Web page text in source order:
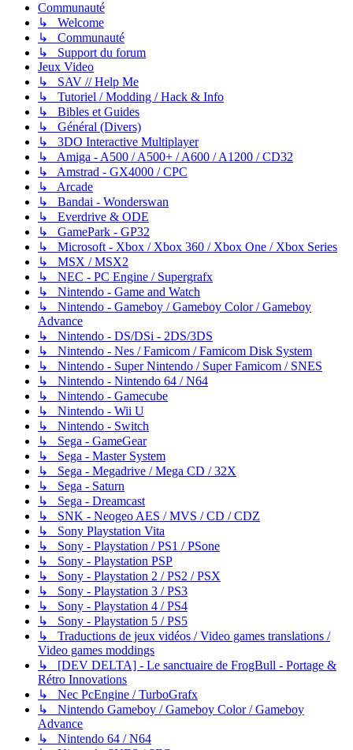
Communauté
↳ Welcome
↳ Communauté
↳ Support du forum
Jeux Video
↳ SAV // Help Me
↳ Tutoriel / Modding / Hack & Info
↳ Bibles et Guides
↳ Général (Divers)
↳ 3DO Interactive Multiplayer
↳ Amiga - A500 / A500+ / A600 / A1200 / CD32
↳ Amstrad - GX4000 / CPC
↳ Arcade
↳ Bandai - Wonderswan
↳ Everdrive & ODE
↳ GamePark - GP32
↳ Microsoft - Xbox / Xbox 360 / Xbox One / Xbox Series
↳ MSX / MSX2
↳ NEC - PC Engine / Supergrafx
↳ Nintendo - Game and Watch
↳ Nintendo - Gameboy / Gameboy Color / Gameboy
Advance
↳ Nintendo - DS/DSi - 2DS/3DS
↳ Nintendo - Nes / Famicom / Famicom Disk System
↳ Nintendo - Super Nintendo / Super Famicom / SNES
↳ Nintendo - Nintendo 64 / N64
↳ Nintendo - Gamecube
↳ Nintendo - Wii U
↳ Nintendo - Switch
↳ Sega - GameGear
↳ Sega - Master System
↳ Sega - Megadrive / Mega CD / 32X
↳ Sega - Saturn
↳ Sega - Dreamcast
↳ SNK - Neogeo AES / MVS / CD / CDZ
↳ Sony Playstation Vita
↳ Sony - Playstation / PS1 / PSone
↳ Sony - Playstation PSP
↳ Sony - Playstation 2 / PS2 / PSX
↳ Sony - Playstation 3 / PS3
↳ Sony - Playstation 4 / PS4
↳ Sony - Playstation 5 / PS5
↳ Traductions de jeux vidéos / Video games translations /
Video games moddings
↳ [DEV DELTA] - Le sanctuaire de FrogBull - Portage &
Rétro Innovations
↳ Nec PcEngine / TurboGrafx
↳ Nintendo Gameboy / Gameboy Color / Gameboy
Advance
↳ Nintendo 64 / N64